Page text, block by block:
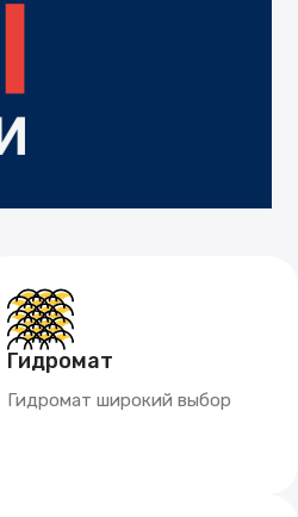
Гидромат
Гидромат широкий выбор